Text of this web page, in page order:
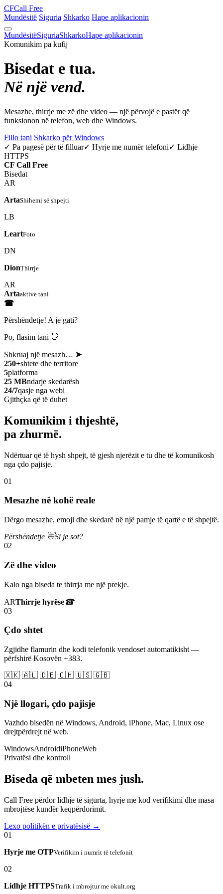
CFCall Free
Mundësitë Siguria Shkarko Hape aplikacionin
MundësitëSiguriaShkarkoHape aplikacionin
Komunikim pa kufij
Bisedat e tua.
Në një vend.
Mesazhe, thirrje me zë dhe video — një përvojë e pastër që
funksionon në telefon, web dhe Windows.
Fillo tani Shkarko për Windows
✓ Pa pagesë për të filluar✓ Hyrje me numër telefoni✓ Lidhje
HTTPS
CF Call Free
Bisedat
AR
ArtaShihemi së shpejti
LB
LeartFoto
DN
DionThirrje
AR
Artaaktive tani
☎
Përshëndetje! A je gati?
Po, flasim tani 👋
Shkruaj një mesazh… ➤
250+shtete dhe territore
5platforma
25 MBndarje skedarësh
24/7qasje nga webi
Gjithçka që të duhet
Komunikim i thjeshtë,
pa zhurmë.
Ndërtuar që të hysh shpejt, të gjesh njerëzit e tu dhe të komunikosh
nga çdo pajisje.
01
Mesazhe në kohë reale
Dërgo mesazhe, emoji dhe skedarë në një pamje të qartë e të shpejtë.
Përshëndetje 👋Si je sot?
02
Zë dhe video
Kalo nga biseda te thirrja me një prekje.
ARThirrje hyrëse☎
03
Çdo shtet
Zgjidhe flamurin dhe kodi telefonik vendoset automatikisht —
përfshirë Kosovën +383.
🇽🇰 🇦🇱 🇩🇪 🇨🇭 🇺🇸 🇬🇧
04
Një llogari, çdo pajisje
Vazhdo bisedën në Windows, Android, iPhone, Mac, Linux ose
drejtpërdrejt në web.
WindowsAndroidiPhoneWeb
Privatësi dhe kontroll
Biseda që mbeten mes jush.
Call Free përdor lidhje të sigurta, hyrje me kod verifikimi dhe masa
mbrojtëse kundër keqpërdorimit.
Lexo politikën e privatësisë →
01
Hyrje me OTPVerifikim i numrit të telefonit
02
Lidhje HTTPSTrafik i mbrojtur me okult.org